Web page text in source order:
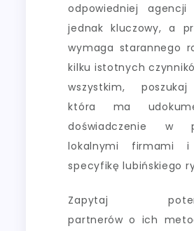
odpowiedniej agencji
jednak kluczowy, a
wymaga starannego
kilku istotnych
wszystkim,
która ma
doświadczenie w
lokalnymi firmami i
specyfikę lubińskiego
Zapytaj
partnerów o ich